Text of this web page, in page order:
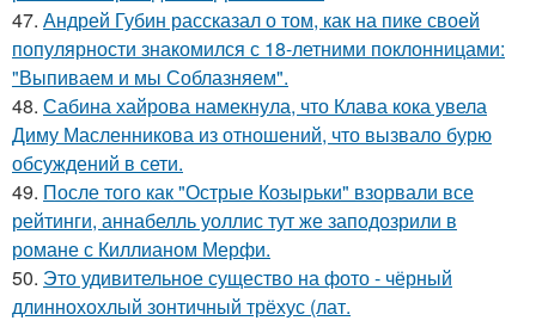
47. Андрей Губин рассказал о том, как на пике своей
популярности знакомился с 18-летними поклонницами:
"Выпиваем и мы Соблазняем".
48. Сабина хайрова намекнула, что Клава кока увела
Диму Масленникова из отношений, что вызвало бурю
обсуждений в сети.
49. После того как "Острые Козырьки" взорвали все
рейтинги, аннабелль уоллис тут же заподозрили в
романе с Киллианом Мерфи.
50. Это удивительное существо на фото - чёрный
длиннохохлый зонтичный трёхус (лат.